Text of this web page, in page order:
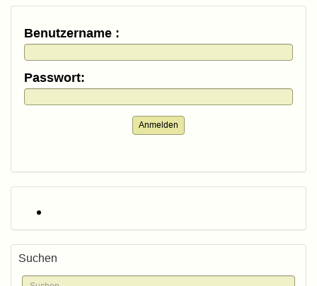
Benutzername :
Passwort:
Anmelden
Suchen